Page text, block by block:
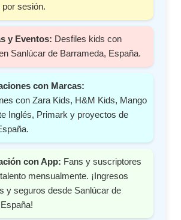
por sesión.
y Eventos: Desfiles kids con
Sanlúcar de Barrameda, España.
con Marcas:
con Zara Kids, H&M Kids, Mango
Inglés, Primark y proyectos de
con App: Fans y suscriptores
mensualmente. ¡Ingresos
y seguros desde Sanlúcar de